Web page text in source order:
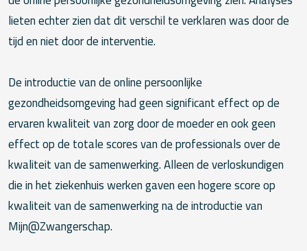
lieten echter zien dat dit verschil te verklaren was door de
tijd en niet door de interventie.
De introductie van de online persoonlijke
gezondheidsomgeving had geen significant effect op de
ervaren kwaliteit van zorg door de moeder en ook geen
effect op de totale scores van de professionals over de
kwaliteit van de samenwerking. Alleen de verloskundigen
die in het ziekenhuis werken gaven een hogere score op
kwaliteit van de samenwerking na de introductie van
Mijn@Zwangerschap.